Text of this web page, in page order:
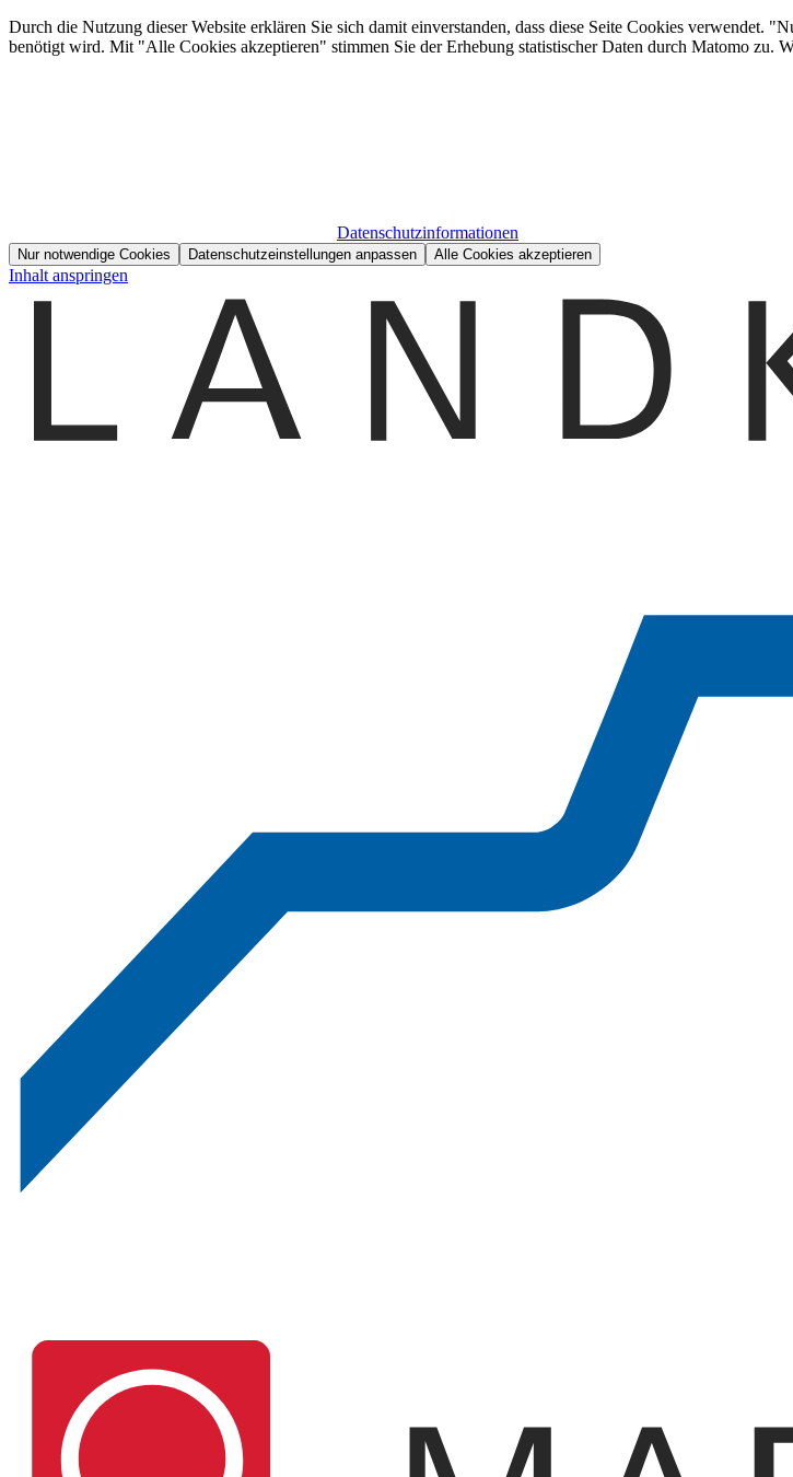
Durch die Nutzung dieser Website erklären Sie sich damit einverstanden, dass diese Seite Cookies verwendet.
benötigt wird. Mit "Alle Cookies akzeptieren" stimmen Sie der Erhebung statistischer Daten durch Matomo zu.
Datenschutzinformationen
Nur notwendige Cookies Datenschutzeinstellungen anpassen Alle Cookies akzeptieren
Inhalt anspringen